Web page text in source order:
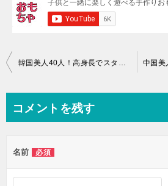
投
ビ
ー
シ
韓国美人40人！高身長でスタイル抜群の誰もが認める世界三大美人国
コメントを残す
名前 必須